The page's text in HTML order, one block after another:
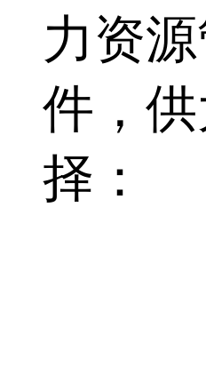
力资
件，
择：